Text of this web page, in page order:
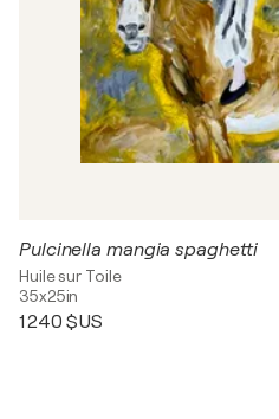
Pulcinella mangia spaghetti
Huile sur Toile
35x25in
1 240 $US